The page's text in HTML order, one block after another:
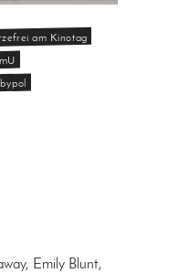
am Kinotag
Emily Blunt,